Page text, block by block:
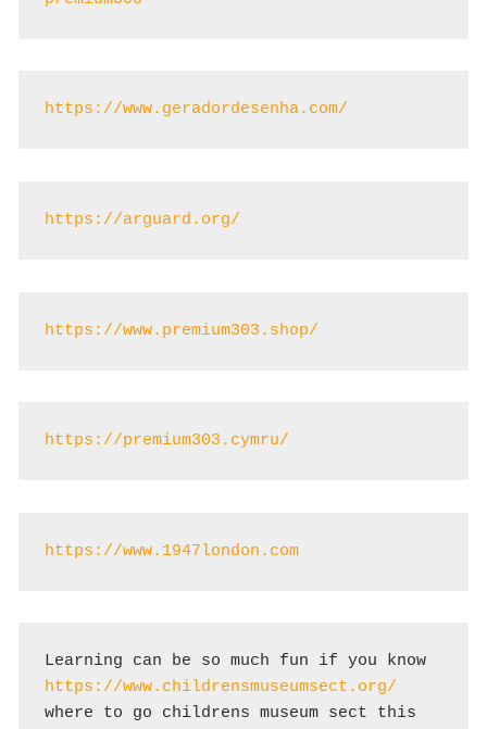
https://www.geradordesenha.com/
https://arguard.org/
https://www.premium303.shop/
https://premium303.cymru/
https://www.1947london.com
https://www.childrensmuseumsect.org/
where to go childrens museum sect this